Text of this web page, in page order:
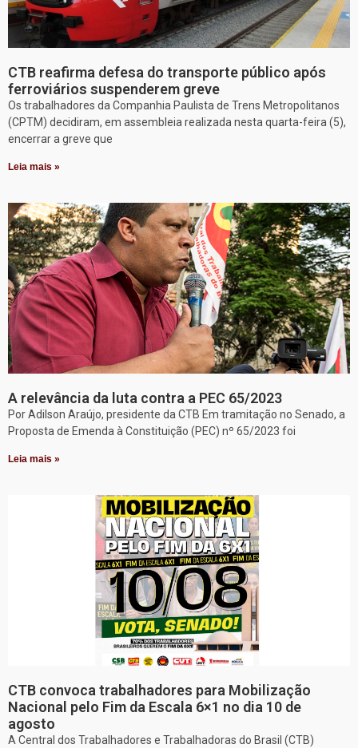
CTB reafirma defesa do transporte público após
ferroviários suspenderem greve
Os trabalhadores da Companhia Paulista de Trens Metropolitanos
(CPTM) decidiram, em assembleia realizada nesta quarta-feira (5),
encerrar a greve que
Leia mais »
A relevância da luta contra a PEC 65/2023
Por Adilson Araújo, presidente da CTB Em tramitação no Senado, a
Proposta de Emenda à Constituição (PEC) nº 65/2023 foi
Leia mais »
CTB convoca trabalhadores para Mobilização
Nacional pelo Fim da Escala 6×1 no dia 10 de
agosto
A Central dos Trabalhadores e Trabalhadoras do Brasil (CTB)